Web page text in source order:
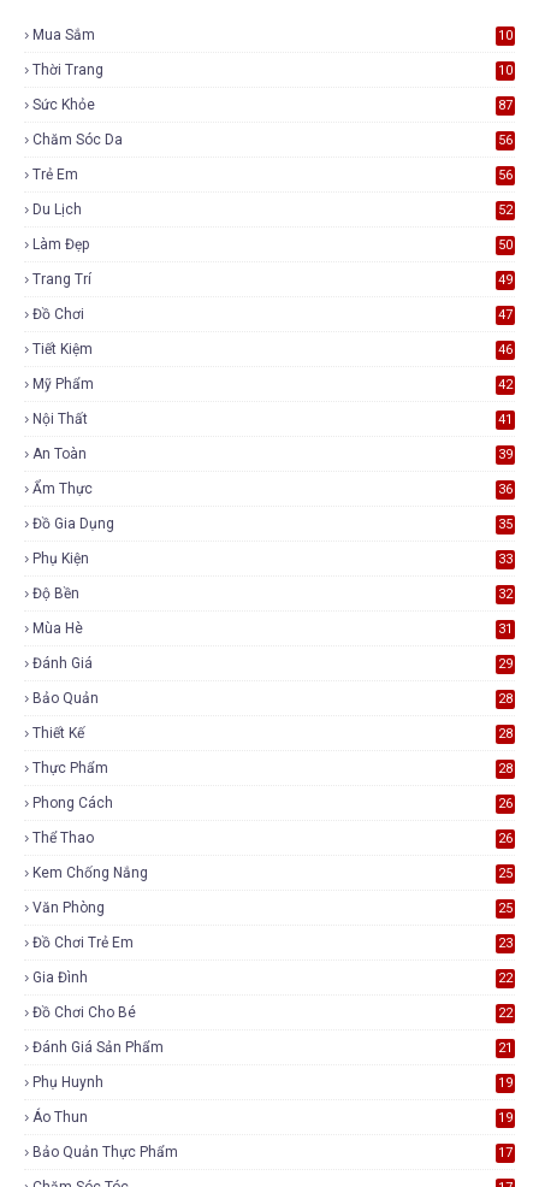
Mua Sắm
10
Thời Trang
10
Sức Khỏe 87
Chăm Sóc Da 56
Trẻ Em 56
Du Lịch 52
Làm Đẹp 50
Trang Trí 49
Đồ Chơi 47
Tiết Kiệm 46
Mỹ Phẩm 42
Nội Thất 41
An Toàn 39
Ẩm Thực 36
Đồ Gia Dụng 35
Phụ Kiện 33
Độ Bền 32
Mùa Hè 31
Đánh Giá 29
Bảo Quản 28
Thiết Kế 28
Thực Phẩm 28
Phong Cách 26
Thể Thao 26
Kem Chống Nắng 25
Văn Phòng 25
Đồ Chơi Trẻ Em 23
Gia Đình 22
Đồ Chơi Cho Bé 22
Đánh Giá Sản Phẩm 21
Phụ Huynh 19
Áo Thun 19
Bảo Quản Thực Phẩm 17